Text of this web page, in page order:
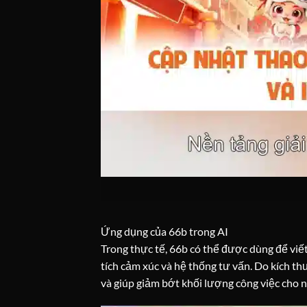
Ứng dụng của 66b trong AI
Trong thực tế, 66b có thể được dùng để
tích cảm xúc và hệ thống tư vấn. Do kích
và giúp giảm bớt khối lượng công việc cho